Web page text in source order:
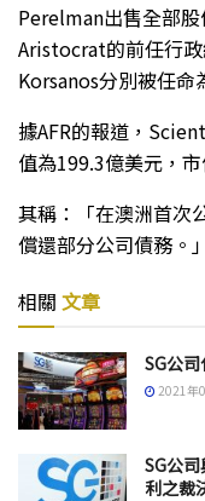
Perelman出售全部
Aristocrat的前任行
Korsanos分別被任命
據AFR的報道，
值為199.3億美元，
其稱：「在澳洲首次
償還部分公司債務。」
相關 文章
SG公
2021年
SG公
利之裁